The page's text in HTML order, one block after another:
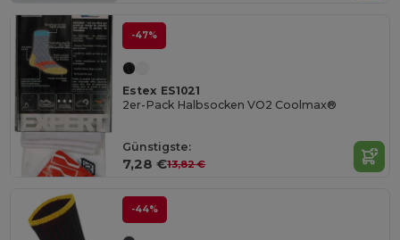
-47%
Estex ES1021
2er-Pack Halbsocken VO2 Coolmax®
Günstigste:
7,28 €13,82 €
-44%